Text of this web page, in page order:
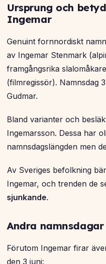
Ursprung och
Ingemar
Genuint fornnordiskt
av Ingemar Stenmark
framgångsrika
(filmregissör). Namnsdag
Gudmar.
Bland varianter och
Ingemarsson. Dessa har
namnsdagslängden men
Av Sveriges befolkning
Ingemar, och trenden de
sjunkande.
Andra
Förutom Ingemar firar
den 3 juni: